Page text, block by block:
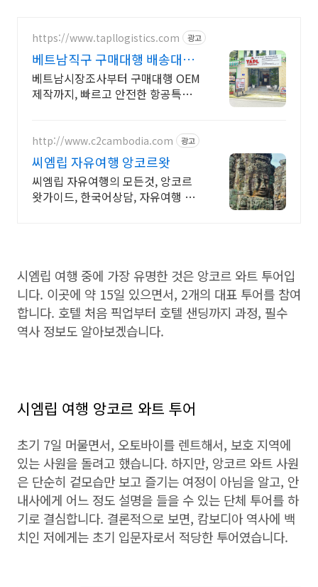
https://www.tapllogistics.com 광고
베트남직구 구매대행 배송대행
베트남-한국 양방향 국제택배
베트남시장조사부터 구매대행 OEM
제작까지, 빠르고 안전한 항공특송,
하고 친절합니다.
http://www.c2cambodia.com 광고
씨엠립 자유여행 앙코르왓
씨엠립 자유여행의 모든것, 앙코르
왓가이드, 한국어상담, 자유여행 일
시엠립 여행 중에 가장 유명한 것은 앙코르 와트 투어입
니다. 이곳에 약 15일 있으면서, 2개의 대표 투어를 참여
합니다. 호텔 처음 픽업부터 호텔 샌딩까지 과정, 필수
역사 정보도 알아보겠습니다.
시엠립 여행 앙코르 와트 투어
초기 7일 머물면서, 오토바이를 렌트해서, 보호 지역에
있는 사원을 돌려고 했습니다. 하지만, 앙코르 와트 사원
은 단순히 겉모습만 보고 즐기는 여정이 아님을 알고, 안
내사에게 어느 정도 설명을 들을 수 있는 단체 투어를 하
기로 결심합니다. 결론적으로 보면, 캄보디아 역사에 백
치인 저에게는 초기 입문자로서 적당한 투어였습니다.